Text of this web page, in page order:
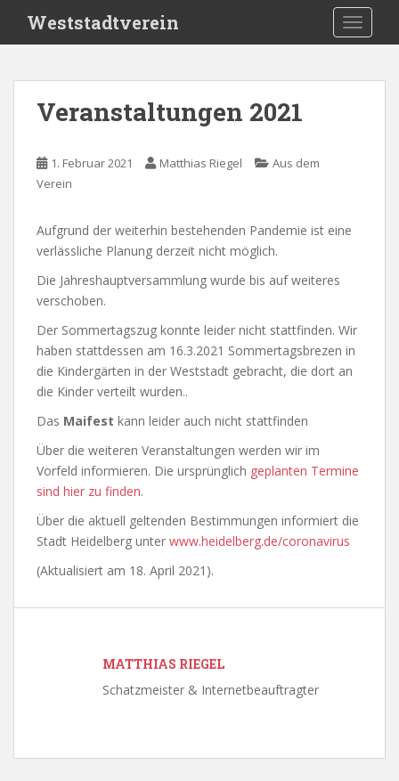
i
Weststadtverein
Veranstaltungen 2021
1. Februar 2021 Matthias Riegel
Aus dem
Verein
Aufgrund der weiterhin bestehenden Pandemie ist eine
verlässliche Planung derzeit nicht möglich.
Die Jahreshauptversammlung wurde bis auf weiteres
verschoben.
Der Sommertagszug konnte leider nicht stattfinden. Wir
haben stattdessen am 16.3.2021 Sommertagsbrezen in
die Kindergärten in der Weststadt gebracht, die dort an
die Kinder verteilt wurden..
Das Maifest kann leider auch nicht stattfinden
Über die weiteren Veranstaltungen werden wir im
Vorfeld informieren. Die ursprünglich geplanten Termine
sind hier zu finden.
Über die aktuell geltenden Bestimmungen informiert die
Stadt Heidelberg unter www.heidelberg.de/coronavirus
(Aktualisiert am 18. April 2021).
MATTHIAS RIEGEL
Schatzmeister & Internetbeauftragter